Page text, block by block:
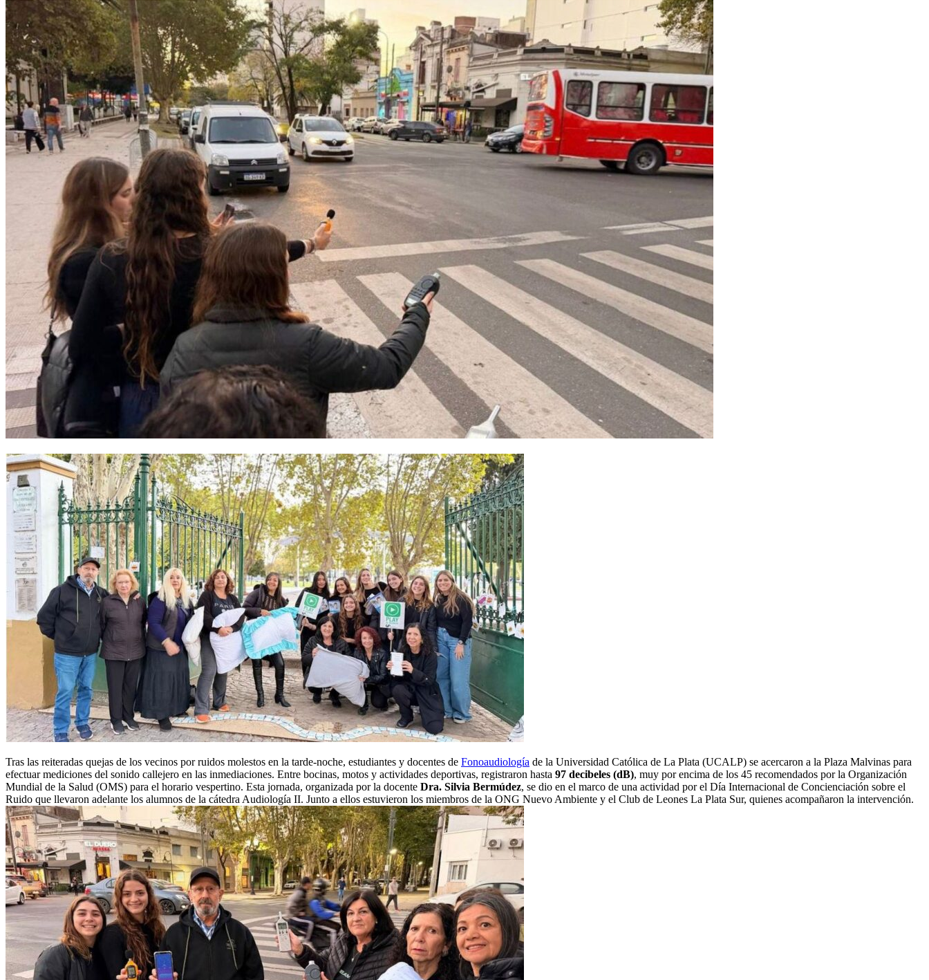
Tras las reiteradas quejas de los vecinos por ruidos molestos en la tarde-noche, estudiantes y docentes de Fonoaudiología de la Universidad Católica de La Plata (UCALP) se acercaron a la Plaza Malvinas para
efectuar mediciones del sonido callejero en las inmediaciones. Entre bocinas, motos y actividades deportivas, registraron hasta 97 decibeles (dB), muy por encima de los 45 recomendados por la Organización
Mundial de la Salud (OMS) para el horario vespertino. Esta jornada, organizada por la docente Dra. Silvia Bermúdez, se dio en el marco de una actividad por el Día Internacional de Concienciación sobre el
Ruido que llevaron adelante los alumnos de la cátedra Audiología II. Junto a ellos estuvieron los miembros de la ONG Nuevo Ambiente y el Club de Leones La Plata Sur, quienes acompañaron la intervención.